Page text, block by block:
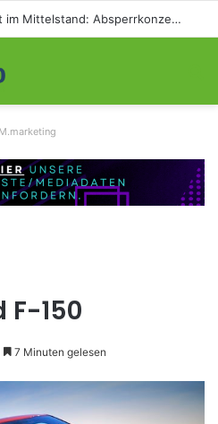
Veranstaltungssicherheit im Mittelstand: Absperrkonzepte für temporäre Außengelände
F-150
7 Minuten gelesen